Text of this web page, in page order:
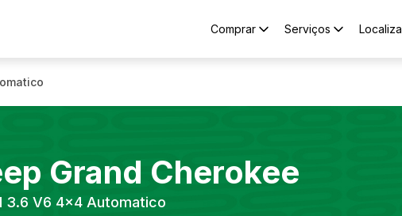
Comprar Serviços Localiza
Grand Cherokee
3.6 V6 4x4 Automatico